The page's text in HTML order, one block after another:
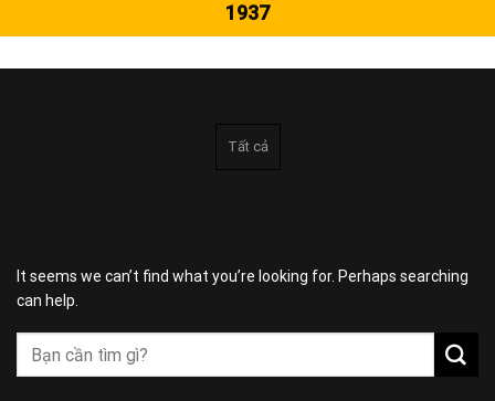
1937
Tất cả
It seems we can’t find what you’re looking for. Perhaps searching
can help.